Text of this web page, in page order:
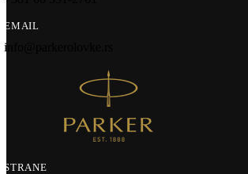
EMAIL
info@parkerolovke.rs
STRANE